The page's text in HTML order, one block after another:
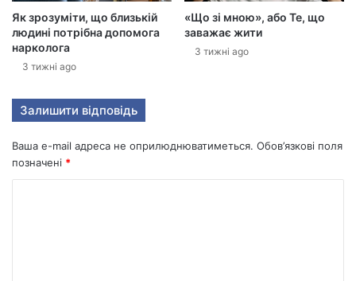
Як зрозуміти, що близькій
людині потрібна допомога
нарколога
3 тижні ago
«Що зі мною», або Те, що
заважає жити
3 тижні ago
Залишити відповідь
Ваша e-mail адреса не оприлюднюватиметься. Обов’язкові поля
позначені *